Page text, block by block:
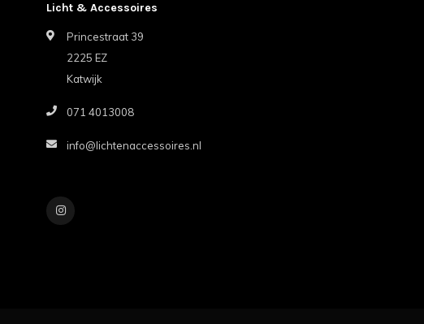
Licht & Accessoires
Princestraat 39
2225 EZ
Katwijk
071 4013008
info@lichtenaccessoires.nl